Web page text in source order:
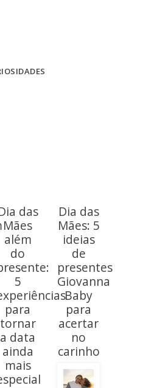
das
Mães
além
do
5
para
tornar
a data
ainda
mais
Dia das
Mães: 5
ideias
de
presentes
Giovanna
Baby
para
acertar
no
carinho